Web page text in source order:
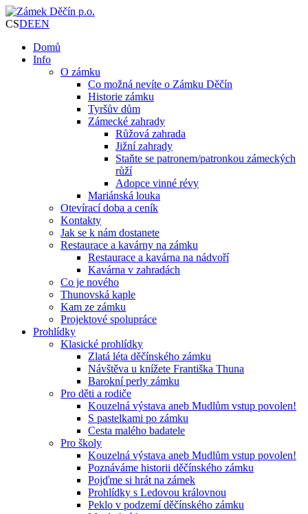
CSDEEN
Domů
Info
O zámku
Co možná nevíte o Zámku Děčín
Historie zámku
Tyršův dům
Zámecké zahrady
Růžová zahrada
Jižní zahrady
Staňte se patronem/patronkou zámeckých
růží
Adopce vinné révy
Mariánská louka
Otevírací doba a ceník
Kontakty
Jak se k nám dostanete
Restaurace a kavárny na zámku
Restaurace a kavárna na nádvoří
Kavárna v zahradách
Co je nového
Thunovská kaple
Kam ze zámku
Projektové spolupráce
Prohlídky
Klasické prohlídky
Zlatá léta děčínského zámku
Návštěva u knížete Františka Thuna
Barokní perly zámku
Pro děti a rodiče
Kouzelná výstava aneb Mudlům vstup povolen!
S pastelkami po zámku
Cesta malého badatele
Pro školy
Kouzelná výstava aneb Mudlům vstup povolen!
Poznáváme historii děčínského zámku
Pojďme si hrát na zámek
Prohlídky s Ledovou královnou
Peklo v podzemí děčínského zámku